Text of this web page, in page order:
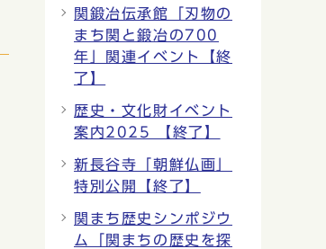
関鍛冶伝承館「刃物の
まち関と鍛冶の700
年」関連イベント【終
了】
歴史・文化財イベント
案内2025 【終了】
新長谷寺「朝鮮仏画」
特別公開【終了】
関まち歴史シンポジウ
ム「関まちの歴史を探